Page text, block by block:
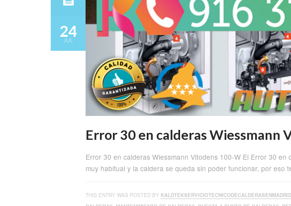
24
JUL
Error 30 en calderas Wiessmann
Error 30 en calderas Wiessmann Vitodens 100-W El Error 30 en
muy habitual y la caldera se queda sin poder funcionar, por eso
THIS ENTRY WAS POSTED BY KALDTEKSERVICIOTECNICODECALDERASENMADRID